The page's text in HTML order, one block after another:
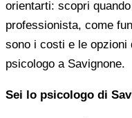
orientarti: scopri
professionista, come
sono i costi e le opzioni
psicologo a Savignone.
Sei lo psicologo di